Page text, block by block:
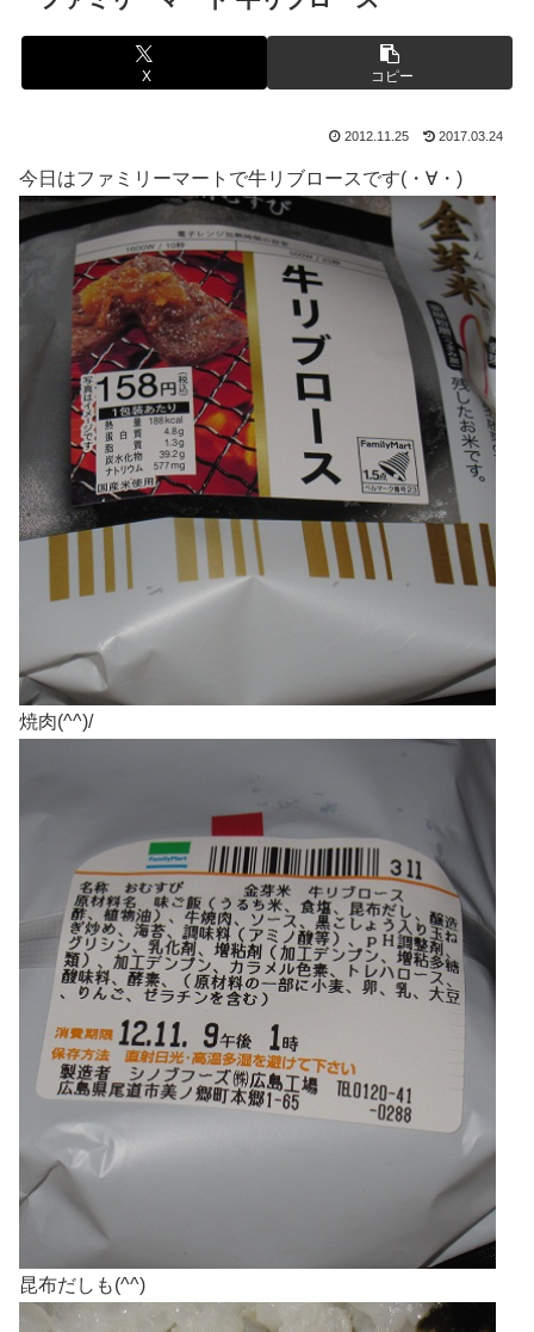
X コピー
2012.11.25 2017.03.24
今日はファミリーマートで牛リブロースです(・∀・)
焼肉(^^)/
昆布だしも(^^)